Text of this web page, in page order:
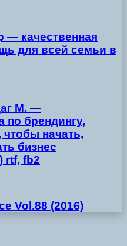
— качественная
для всей семьи в
М. —
по брендингу,
чтобы начать,
бизнес
rtf, fb2
Vol.88 (2016)